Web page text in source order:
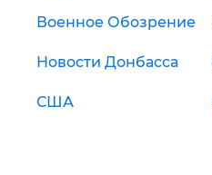
Военное Обозрение
Новости Донбасса
США